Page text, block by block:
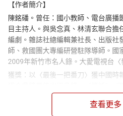
【作者簡介】
陳銘磻。曾任：國小教師、電台廣播
目主持人。與吳念真、林清玄聯合擔
編劇。雜誌社總編輯兼社長、出版社
師、救國團大專編研營駐隊導師。國
2009年新竹市名人錄。大愛電視台〈
獲獎：以〈最後一把番刀〉獲中國時
選金石堂暢銷書排行榜。《香火》
答》為電影原著。以〈聽見櫻花雨落
查看更多